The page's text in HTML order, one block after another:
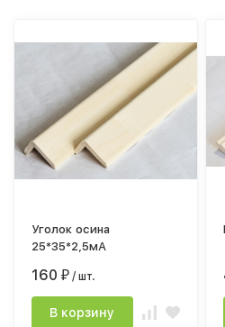
Уголок осина
25*35*2,5мА
160₽ / шт.
В корзину